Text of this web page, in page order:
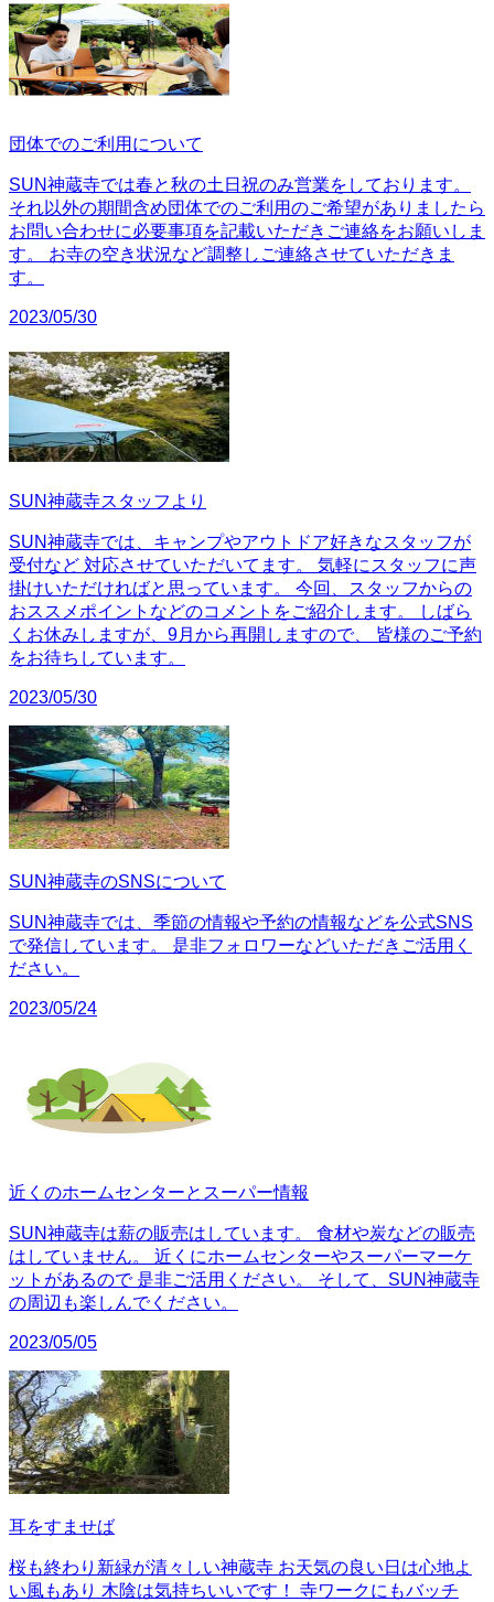
団体でのご利用について
SUN神蔵寺では春と秋の土日祝のみ営業をしております。
それ以外の期間含め団体でのご利用のご希望がありましたら
お問い合わせに必要事項を記載いただきご連絡をお願いしま
す。 お寺の空き状況など調整しご連絡させていただきま
す。
2023/05/30
SUN神蔵寺スタッフより
SUN神蔵寺では、キャンプやアウトドア好きなスタッフが
受付など 対応させていただいてます。 気軽にスタッフに声
掛けいただければと思っています。 今回、スタッフからの
おススメポイントなどのコメントをご紹介します。 しばら
くお休みしますが、9月から再開しますので、 皆様のご予約
をお待ちしています。
2023/05/30
SUN神蔵寺のSNSについて
SUN神蔵寺では、季節の情報や予約の情報などを公式SNS
で発信しています。 是非フォロワーなどいただきご活用く
ださい。
2023/05/24
近くのホームセンターとスーパー情報
SUN神蔵寺は薪の販売はしています。 食材や炭などの販売
はしていません。 近くにホームセンターやスーパーマーケ
ットがあるので 是非ご活用ください。 そして、SUN神蔵寺
の周辺も楽しんでください。
2023/05/05
耳をすませば
桜も終わり新緑が清々しい神蔵寺 お天気の良い日は心地よ
い風もあり 木陰は気持ちいいです！ 寺ワークにもバッチ